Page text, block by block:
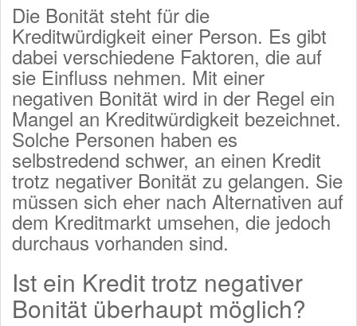
Die Bonität steht für die
Kreditwürdigkeit einer Person. Es gibt
dabei verschiedene Faktoren, die auf
sie Einfluss nehmen. Mit einer
negativen Bonität wird in der Regel ein
Mangel an Kreditwürdigkeit bezeichnet.
Solche Personen haben es
selbstredend schwer, an einen Kredit
trotz negativer Bonität zu gelangen. Sie
müssen sich eher nach Alternativen auf
dem Kreditmarkt umsehen, die jedoch
durchaus vorhanden sind.
Ist ein Kredit trotz negativer
Bonität überhaupt möglich?